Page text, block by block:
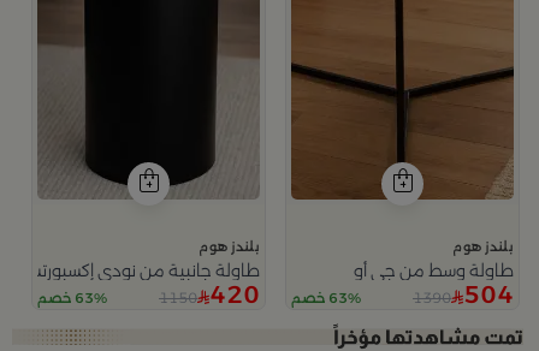
بلندز هوم
طاولة وسط من جي أو
504
1390 63% خصم
بلندز هوم
طاولة جانبية من نودي إكسبورتس
420
1150 63% خصم